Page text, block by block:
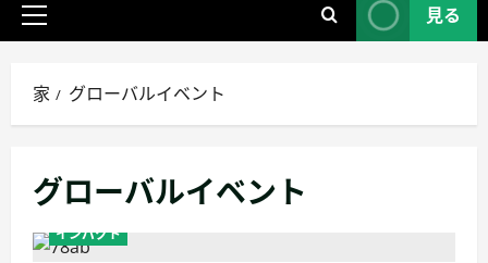
プ
イ
マ
メ
ュ
見る
家 グローバルイベント
グローバルイベント
インパクト